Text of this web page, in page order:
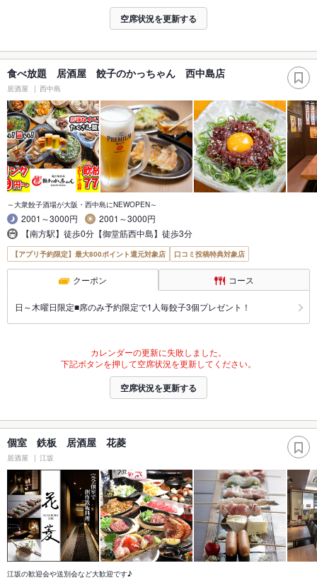
空席状況を更新する
食べ放題 居酒屋 餃子のかっちゃん 西中島店
居酒屋 西中島
～大衆餃子酒場が大阪・西中島にNEWOPEN～
2001～3000円
2001～3000円
【南方駅】徒歩0分【御堂筋西中島】徒歩3分
【アプリ予約限定】最大800ポイント還元対象店 口コミ投稿特典対象店
クーポン コース
日～木曜日限定■席のみ予約限定で1人毎餃子3個プレゼント！
カレンダーの更新に失敗しました。
下記ボタンを押して空席状況を更新してください。
空席状況を更新する
個室 鉄板 居酒屋 花菱
居酒屋 江坂
江坂の歓迎会や送別会など大歓迎です♪